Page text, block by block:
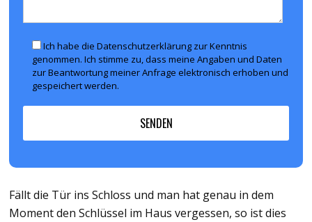
Ich habe die Datenschutzerklärung zur Kenntnis
genommen. Ich stimme zu, dass meine Angaben und Daten
zur Beantwortung meiner Anfrage elektronisch erhoben und
gespeichert werden.
Fällt die Tür ins Schloss und man hat genau in dem
Moment den Schlüssel im Haus vergessen, so ist dies